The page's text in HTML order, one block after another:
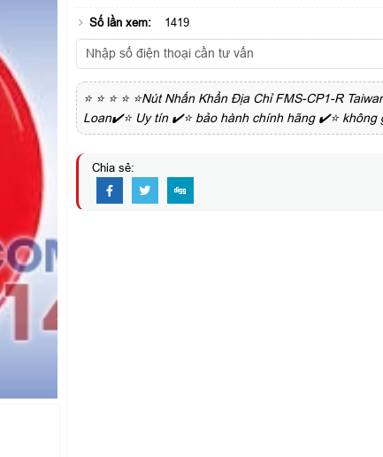
Số lần xem: 1419
⭐ ⭐ ⭐ ⭐ ⭐Nút Nhấn Khẩn Địa Chỉ FMS-CP1-R
Loan✔️⭐ Uy tín ✔️⭐ bảo hành chính hãng ✔️⭐
Chia sẻ: